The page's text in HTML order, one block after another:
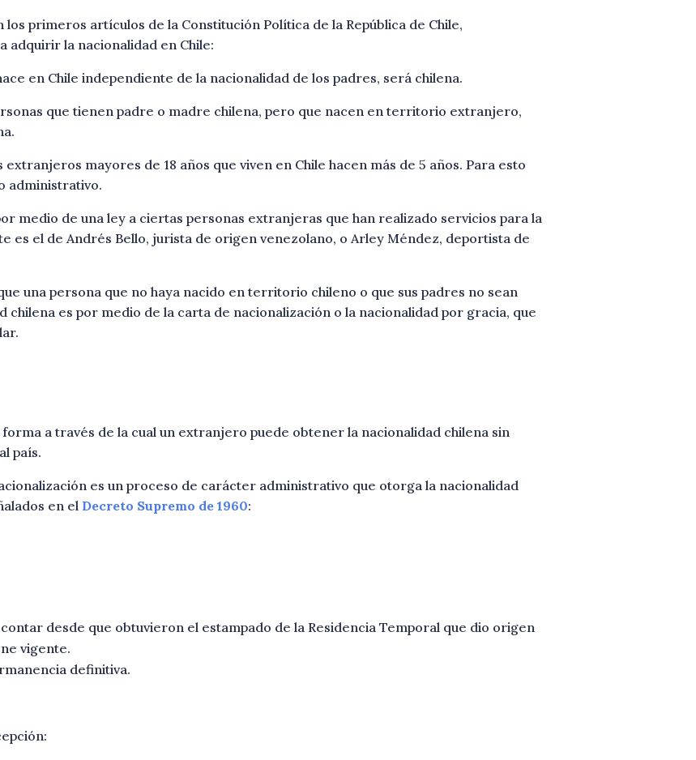
primeros artículos de la Constitución Política de la República de Chile,
adquirir la nacionalidad en Chile:
en Chile independiente de la nacionalidad de los padres, será chilena.
que tienen padre o madre chilena, pero que nacen en territorio extranjero,
mayores de 18 años que viven en Chile hacen más de 5 años. Para esto
administrativo.
medio de una ley a ciertas personas extranjeras que han realizado servicios para la
es el de Andrés Bello, jurista de origen venezolano, o Arley Méndez, deportista de
una persona que no haya nacido en territorio chileno o que sus padres no sean
chilena es por medio de la carta de nacionalización o la nacionalidad por gracia, que
a través de la cual un extranjero puede obtener la nacionalidad chilena sin
país.
es un proceso de carácter administrativo que otorga la nacionalidad
en el Decreto Supremo de 1960:
desde que obtuvieron el estampado de la Residencia Temporal que dio origen
vigente.
definitiva.